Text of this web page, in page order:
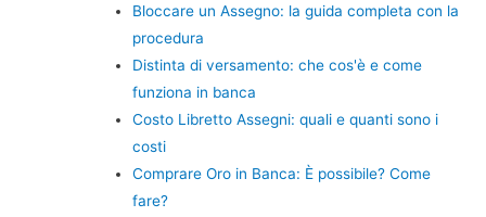
Bloccare un Assegno: la guida completa con la
procedura
Distinta di versamento: che cos'è e come
funziona in banca
Costo Libretto Assegni: quali e quanti sono i
costi
Comprare Oro in Banca: È possibile? Come
fare?